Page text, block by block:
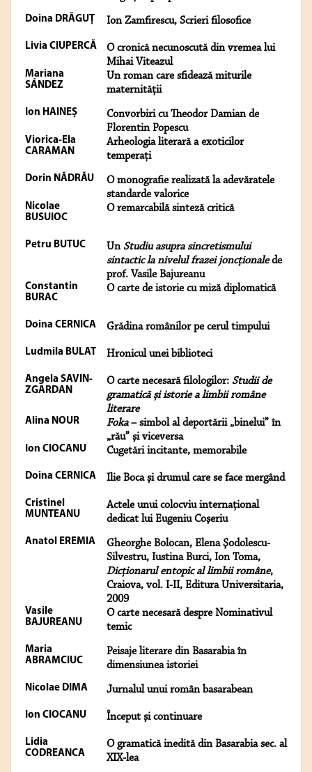
Doina DRĂGUŢ Ion Zamfirescu, Scrieri filosofice
Livia CIUPERCĂ
O cronică necunoscută din vremea lui
Mihai Viteazul
Mariana
SÁNDEZ
Un roman care sfidează miturile
maternității
Ion HAINEȘ
Convorbiri cu Theodor Damian de
Florentin Popescu
Viorica-Ela
CARAMAN
Arheologia literară a exoticilor
temperați
Dorin NĂDRĂU
O monografie realizată la adevăratele
standarde valorice
Nicolae
BUSUIOC
O remarcabilă sinteză critică
Petru BUTUC Un Studiu asupra sincretismului
sintactic la nivelul frazei joncţionalede
prof. Vasile Bajureanu
Constantin
BURAC
O carte de istorie cu miză diplomatică
Doina CERNICA Grădina românilor pe cerul timpului
Ludmila BULAT Hronicul unei biblioteci
Angela SAVIN-
ZGARDAN
O carte necesară filologilor: Studii de
gramatică și istorie a limbii române
literare
Alina NOUR Foka– simbol al deportării „binelui” în
„rău” şi viceversa
Ion CIOCANU Cugetări incitante, memorabile
Doina CERNICA Ilie Boca şi drumul care se face mergând
Cristinel
MUNTEANU
Actele unui colocviu internaţional
dedicat lui Eugeniu Coşeriu
Anatol EREMIA
Gheorghe Bolocan, Elena Şodolescu-
Silvestru, Iustina Burci, Ion Toma,
Dicţionarul entopic al limbii române,
Craiova, vol. I-II, Editura Universitaria,
2009
Vasile
BAJUREANU
O carte necesară despre Nominativul
temic
Maria
ABRAMCIUC
Peisaje literare din Basarabia în
dimensiunea istoriei
Nicolae DIMA Jurnalul unui român basarabean
Ion CIOCANU Început şi continuare
Lidia
CODREANCA
O gramatică inedită din Basarabia sec. al
XIX-lea